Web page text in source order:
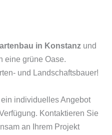
in Konstanz und
eine grüne Oase.
und Landschaftsbauer!
individuelles Angebot
Kontaktieren Sie
an Ihrem Projekt